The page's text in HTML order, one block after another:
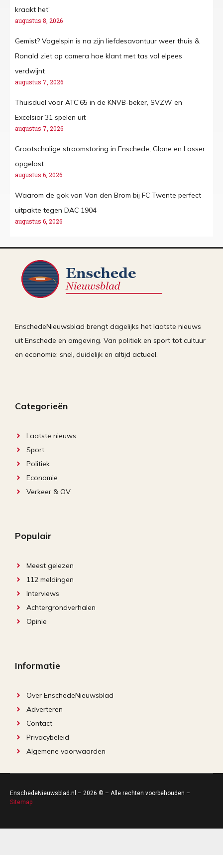
kraakt het’
augustus 8, 2026
Gemist? Vogelspin is na zijn liefdesavontuur weer thuis &
Ronald ziet op camera hoe klant met tas vol elpees
verdwijnt
augustus 7, 2026
Thuisduel voor ATC’65 in de KNVB-beker, SVZW en
Excelsior’31 spelen uit
augustus 7, 2026
Grootschalige stroomstoring in Enschede, Glane en Losser
opgelost
augustus 6, 2026
Waarom de gok van Van den Brom bij FC Twente perfect
uitpakte tegen DAC 1904
augustus 6, 2026
EnschedeNieuwsblad brengt dagelijks het laatste nieuws
uit Enschede en omgeving. Van politiek en sport tot cultuur
en economie: snel, duidelijk en altijd actueel.
Categorieën
Laatste nieuws
Sport
Politiek
Economie
Verkeer & OV
Populair
Meest gelezen
112 meldingen
Interviews
Achtergrondverhalen
Opinie
Informatie
Over EnschedeNieuwsblad
Adverteren
Contact
Privacybeleid
Algemene voorwaarden
EnschedeNieuwsblad.nl – 2026 © – Alle rechten voorbehouden –
Sitemap